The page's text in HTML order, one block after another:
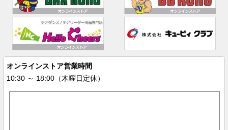
オンラインストア営業時間
10:30 ～ 18:00（木曜日定休）